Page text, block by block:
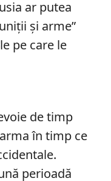
ar putea
și arme”
pe care le
de timp
în timp ce
perioadă